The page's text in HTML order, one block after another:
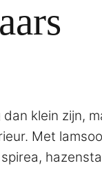
klein zijn,
Met